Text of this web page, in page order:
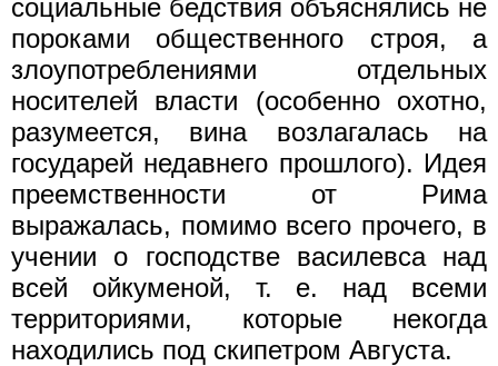
социальные бедствия объяснялись не
пороками общественного строя, а
злоупотреблениями отдельных
носителей власти (особенно охотно,
разумеется, вина возлагалась на
государей недавнего прошлого). Идея
преемственности от Рима
выражалась, помимо всего прочего, в
учении о господстве василевса над
всей ойкуменой, т. е. над всеми
территориями, которые некогда
находились под скипетром Августа.